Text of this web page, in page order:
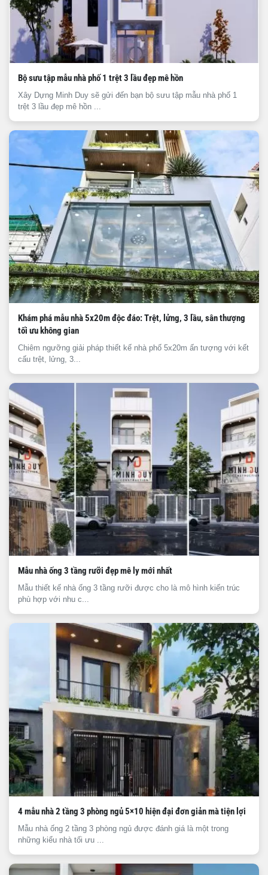
Bộ sưu tập mẫu nhà phố 1 trệt 3 lầu đẹp mê hồn
Xây Dựng Minh Duy sẽ gửi đến bạn bộ sưu tập mẫu nhà phố 1
trệt 3 lầu đẹp mê hồn ...
Khám phá mẫu nhà 5x20m độc đáo: Trệt, lửng, 3 lầu, sân thượng
tối ưu không gian
Chiêm ngưỡng giải pháp thiết kế nhà phố 5x20m ấn tượng với kết
cấu trệt, lửng, 3...
Mẫu nhà ống 3 tầng rưỡi đẹp mê ly mới nhất
Mẫu thiết kế nhà ống 3 tầng rưỡi được cho là mô hình kiến trúc
phù hợp với nhu c...
4 mẫu nhà 2 tầng 3 phòng ngủ 5×10 hiện đại đơn giản mà tiện lợi
Mẫu nhà ống 2 tầng 3 phòng ngủ được đánh giá là một trong
những kiểu nhà tối ưu ...